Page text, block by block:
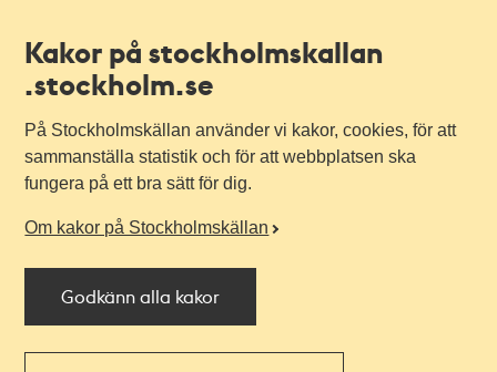
Kakor på stockholmskallan
.stockholm.se
På Stockholmskällan använder vi kakor, cookies, för att
sammanställa statistik och för att webbplatsen ska
fungera på ett bra sätt för dig.
Om kakor på Stockholmskällan
Godkänn alla kakor